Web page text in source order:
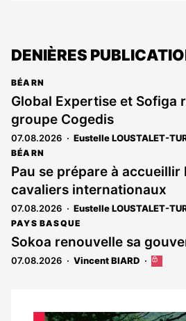
DENIÈRES
BÉARN
Global Expertise et Sofiga
groupe Cogedis
07.08.2026 Eustelle LOUSTALET-
BÉARN
Pau se prépare à accueillir
cavaliers internationaux
07.08.2026 Eustelle LOUSTALET-
PAYS BASQUE
Sokoa renouvelle sa
07.08.2026 Vincent BIARD
Cet
aux